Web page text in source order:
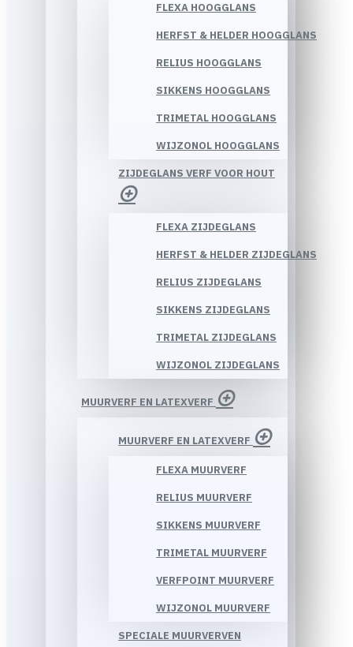
FLEXA HOOGGLANS
HERFST & HELDER HOOGGLANS
RELIUS HOOGGLANS
SIKKENS HOOGGLANS
TRIMETAL HOOGGLANS
WIJZONOL HOOGGLANS
ZIJDEGLANS VERF VOOR HOUT
FLEXA ZIJDEGLANS
HERFST & HELDER ZIJDEGLANS
RELIUS ZIJDEGLANS
SIKKENS ZIJDEGLANS
TRIMETAL ZIJDEGLANS
WIJZONOL ZIJDEGLANS
MUURVERF EN LATEXVERF
MUURVERF EN LATEXVERF
FLEXA MUURVERF
RELIUS MUURVERF
SIKKENS MUURVERF
TRIMETAL MUURVERF
VERFPOINT MUURVERF
WIJZONOL MUURVERF
SPECIALE MUURVERVEN